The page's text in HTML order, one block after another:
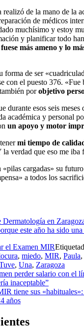
de la mano de la
de médicos
muchísimo y estoy
y planificar todo
más ameno y lo
forma de ser
con el puesto 376. «Fue
porobjetivo
durante esos seis meses
académica y personal
un apoyo y motor
mi tiempo de
la verdad que eso me iba
cargadas» su
a todos los
Dermatología en
este año ha sido
el Examen MIR
, miedo, MIR, Paula,
, Una, Zaragoza
perder salario con el
inaceptable”
tiene sus
años